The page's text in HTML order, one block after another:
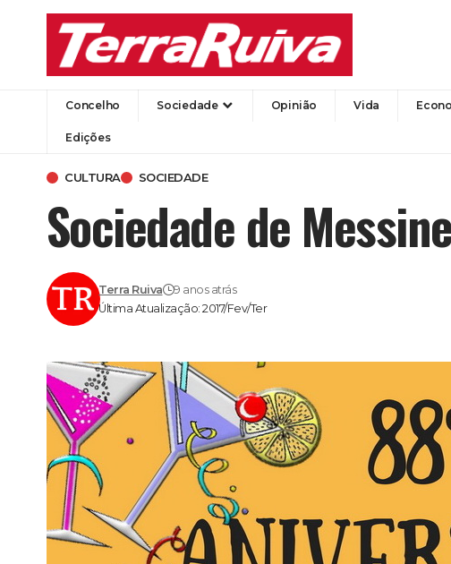
Concelho Sociedade Opinião Vida
Edições
CULTURA SOCIEDADE
Sociedade de
Última Atualização: 2017/Fev/Ter
Terra Ruiva 9 anos atrás